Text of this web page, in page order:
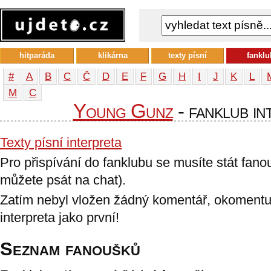
# A B C Č D E F G H I J K L
М
С
Young Gunz- fanklub
Texty písní interpreta
Pro přispívání do fanklubu se musíte stát
můžete psát na chat).
Zatím nebyl vložen žádný komentář,
interpreta jako první!
Seznam fanoušků
hitparáda klikárna texty písní